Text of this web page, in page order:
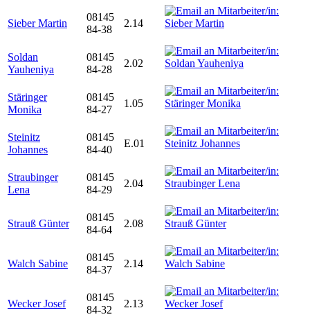
Sieber Martin
08145
84-38
2.14
Soldan
Yauheniya
08145
84-28
2.02
Stäringer
Monika
08145
84-27
1.05
Steinitz
Johannes
08145
84-40
E.01
Straubinger
Lena
08145
84-29
2.04
Strauß Günter
08145
84-64
2.08
Walch Sabine
08145
84-37
2.14
Wecker Josef
08145
84-32
2.13